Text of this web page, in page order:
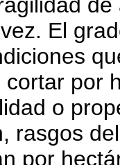
El
por
o
rasgos
por